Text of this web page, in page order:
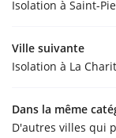
Isolation à Saint-
Ville suivante
Isolation à La
Dans la même
D'autres villes qui